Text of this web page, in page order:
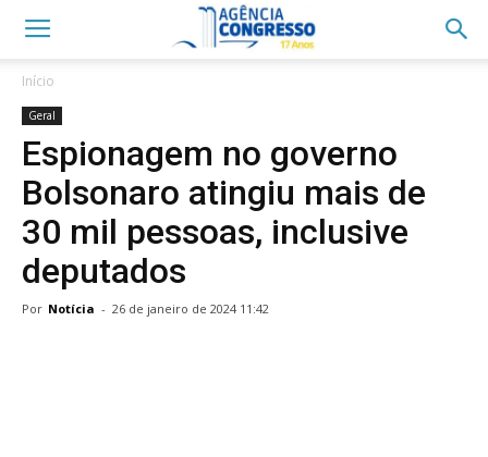
Início
Geral
Espionagem no governo
Bolsonaro atingiu mais de
30 mil pessoas, inclusive
deputados
Por Notícia - 26 de janeiro de 2024 11:42